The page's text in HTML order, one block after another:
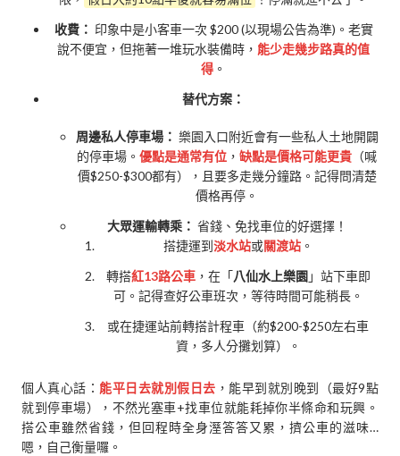
收費： 印象中是小客車一次 $200 (以現場公告為準)。老實
說不便宜，但拖著一堆玩水裝備時， 能少走幾步路真的值
得 。
替代方案：
周邊私人停車場： 樂園入口附近會有一些私人土地開闢
的停車場。 優點是通常有位 ， 缺點是價格可能更貴 （喊
價$250-$300都有），且要多走幾分鐘路。記得問清楚
價格再停。
大眾運輸轉乘： 省錢、免找車位的好選擇！
搭捷運到淡水站或關渡站。
轉搭紅13路公車，在「八仙水上樂園」站下車即
可。記得查好公車班次，等待時間可能稍長。
或在捷運站前轉搭計程車（約$200-$250左右車
資，多人分攤划算）。
個人真心話： 能平日去就別假日去 ，能早到就別晚到（最好9點
就到停車場），不然光塞車+找車位就能耗掉你半條命和玩興。
搭公車雖然省錢，但回程時全身溼答答又累，擠公車的滋味…
嗯，自己衡量囉。